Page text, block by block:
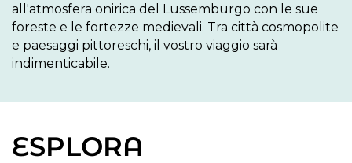
all'atmosfera onirica del Lussemburgo con le sue
foreste e le fortezze medievali. Tra città cosmopolite
e paesaggi pittoreschi, il vostro viaggio sarà
indimenticabile.
ESPLORA